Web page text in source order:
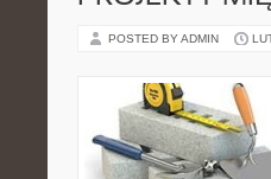
POSTED BY ADMIN